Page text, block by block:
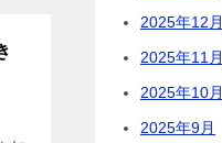
2025年12月
2025年11月
2025年10月
2025年9月